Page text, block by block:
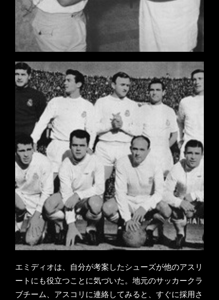
エミディオは、自分が考案したシューズが他のアスリ
ートにも役立つことに気づいた。地元のサッカークラ
ブチーム、アスコリに連絡してみると、すぐに採用さ